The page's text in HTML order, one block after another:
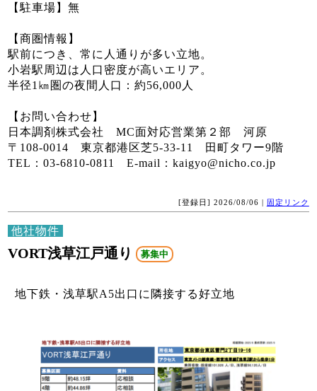
【駐車場】無
【商圏情報】
駅前につき、常に人通りが多い立地。
小岩駅周辺は人口密度が高いエリア。
半径1㎞圏の夜間人口：約56,000人
【お問い合わせ】
日本調剤株式会社 MC面対応営業第２部 河原
〒108-0014 東京都港区芝5-33-11 田町タワー9階
TEL：03-6810-0811 E-mail：kaigyo@nicho.co.jp
[登録日] 2026/08/06 | 固定リンク
他社物件
VORT浅草江戸通り 募集中
地下鉄・浅草駅A5出口に隣接する好立地